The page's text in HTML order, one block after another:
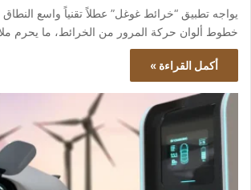
يواجه تطبيق “خرائط غوغل” عطلاً تقنياً واسع النطاق
خطوط ألوان حركة المرور من الخرائط، ما يحرم
أكمل القراءة »